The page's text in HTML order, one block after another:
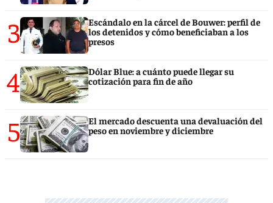
3
Escándalo en la cárcel de Bouwer: perfil de
los detenidos y cómo beneficiaban a los
presos
4
Dólar Blue: a cuánto puede llegar su
cotización para fin de año
5
El mercado descuenta una devaluación del
peso en noviembre y diciembre